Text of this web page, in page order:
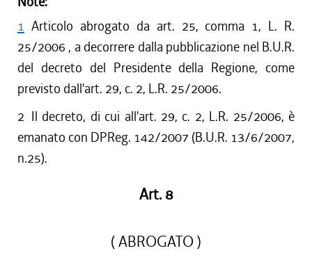
1 Articolo abrogato da art. 25, comma 1, L. R.
25/2006 , a decorrere dalla pubblicazione nel B.U.R.
del decreto del Presidente della Regione, come
previsto dall'art. 29, c. 2, L.R. 25/2006.
2 Il decreto, di cui all'art. 29, c. 2, L.R. 25/2006, è
emanato con DPReg. 142/2007 (B.U.R. 13/6/2007,
n.25).
Art. 8
( ABROGATO )